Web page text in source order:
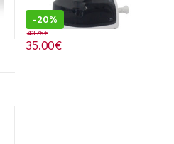
-20%
35.00€
43.75€